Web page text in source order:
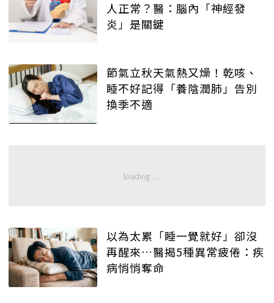
人正常？醫：腦內「神經發
炎」是關鍵
節氣立秋天氣熱又燥！乾咳、
睡不好記得「養陰潤肺」告別
換季不適
以為太累「睡一覺就好」卻沒
再醒來…醫揭5種異常疲倦：疾
病悄悄奪命